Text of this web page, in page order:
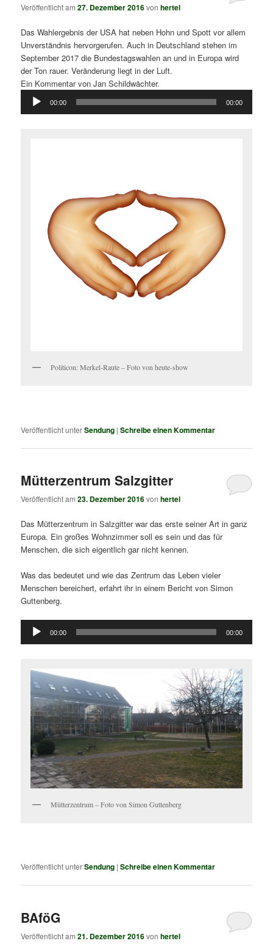
Veröffentlicht am27. Dezember 2016vonhertel
Das Wahlergebnis der USA hat neben Hohn und Spott vor allem
Unverständnis hervorgerufen. Auch in Deutschland stehen im
September 2017 die Bundestagswahlen an und in Europa wird
der Ton rauer. Veränderung liegt in der Luft.
Ein Kommentar von Jan Schildwächter.
Audio-
Player
00:00 00:00
Politicon: Merkel-Raute – Foto von heute-show
Veröffentlicht unterSendung |Schreibe einen Kommentar
Mütterzentrum Salzgitter
Veröffentlicht am23. Dezember 2016vonhertel
Das Mütterzentrum in Salzgitter war das erste seiner Art in ganz
Europa. Ein großes Wohnzimmer soll es sein und das für
Menschen, die sich eigentlich gar nicht kennen.
Was das bedeutet und wie das Zentrum das Leben vieler
Menschen bereichert, erfahrt ihr in einem Bericht von Simon
Guttenberg.
Audio-
Player
00:00 00:00
Mütterzentrum – Foto von Simon Guttenberg
Veröffentlicht unterSendung |Schreibe einen Kommentar
BAföG
Veröffentlicht am21. Dezember 2016vonhertel